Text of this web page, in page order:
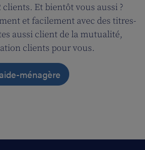
clients. Et bientôt vous aussi ?
et facilement avec des titres-
aussi client de la mutualité,
clients pour vous.
ménagère